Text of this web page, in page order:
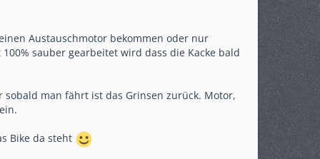
Austauschmotor bekommen oder nur
sauber gearbeitet wird dass die Kacke bald
sobald man fährt ist das Grinsen zurück. Motor,
Bike da steht